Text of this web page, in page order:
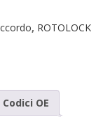
, ROTOLOCK
Codici OE